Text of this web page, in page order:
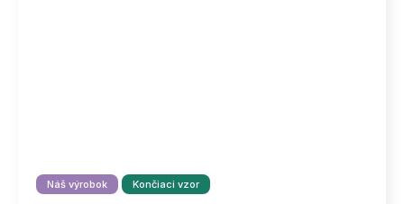
Náš výrobok Končiaci vzor